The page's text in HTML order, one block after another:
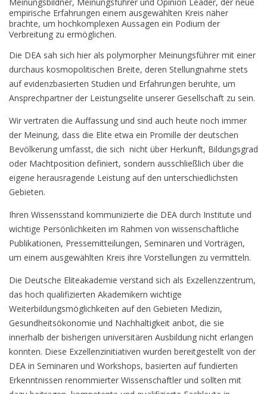
empirische Erfahrungen einem ausgewählten Kreis näher
brachte, um hochkomplexen Aussagen ein Podium der
Verbreitung zu ermöglichen.
Die DEA sah sich hier als polymorpher Meinungsführer mit einer
durchaus kosmopolitischen Breite, deren Stellungnahme stets
auf evidenzbasierten Studien und Erfahrungen beruhte, um
Ansprechpartner der Leistungselite unserer Gesellschaft zu sein.
Wir vertraten die Auffassung und sind auch heute noch immer
der Meinung, dass die Elite etwa ein Promille der deutschen
Bevölkerung umfasst, die sich nicht über Herkunft, Bildungsgrad
oder Machtposition definiert, sondern ausschließlich über die
eigene herausragende Leistung auf den unterschiedlichsten
Gebieten.
Ihren Wissensstand kommunizierte die DEA durch Institute und
wichtige Persönlichkeiten im Rahmen von wissenschaftliche
Publikationen, Pressemitteilungen, Seminaren und Vorträgen,
um einem ausgewählten Kreis ihre Vorstellungen zu vermitteln.
Die Deutsche Eliteakademie verstand sich als Exzellenzzentrum,
das hoch qualifizierten Akademikern wichtige
Weiterbildungsmöglichkeiten auf den Gebieten Medizin,
Gesundheitsökonomie und Nachhaltigkeit anbot, die sie
innerhalb der bisherigen universitären Ausbildung nicht erlangen
konnten. Diese Exzellenzinitiativen wurden bereitgestellt von der
DEA in Seminaren und Workshops, basierten auf fundierten
Erkenntnissen renommierter Wissenschaftler und sollten mit